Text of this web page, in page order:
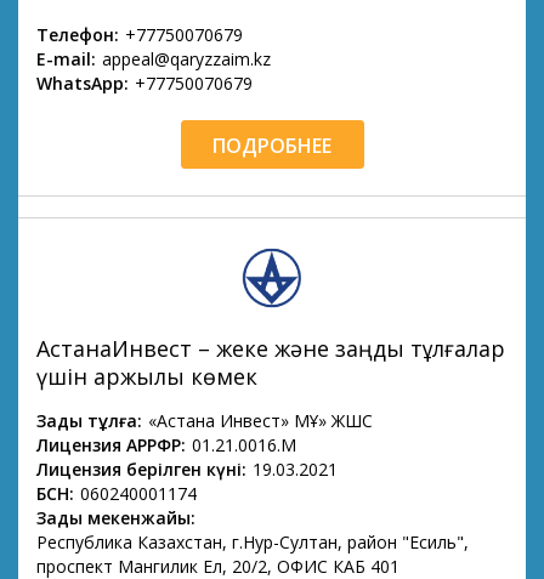
Телефон: +77750070679
E-mail: appeal@qaryzzaim.kz
WhatsApp: +77750070679
ПОДРОБНЕЕ
АстанаИнвест – жеке және заңды тұлғалар
үшін қаржылық көмек
Заңды тұлға: «Астана Инвест» МҚҰ» ЖШС
Лицензия АРРФР: 01.21.0016.М
Лицензия берілген күні: 19.03.2021
БСН: 060240001174
Заңды мекенжайы:
Республика Казахстан, г.Нур-Султан, район "Есиль",
проспект Мангилик Ел, 20/2, ОФИС КАБ 401